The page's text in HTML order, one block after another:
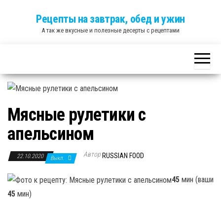
Рецепты на завтрак, обед и ужин
А так же вкусные и полезные десерты с рецептами
Мясные рулетики с
апельсином
22.10.2020 Выкл. Автор RUSSIAN FOOD
45 мин (ваши
45 мин)